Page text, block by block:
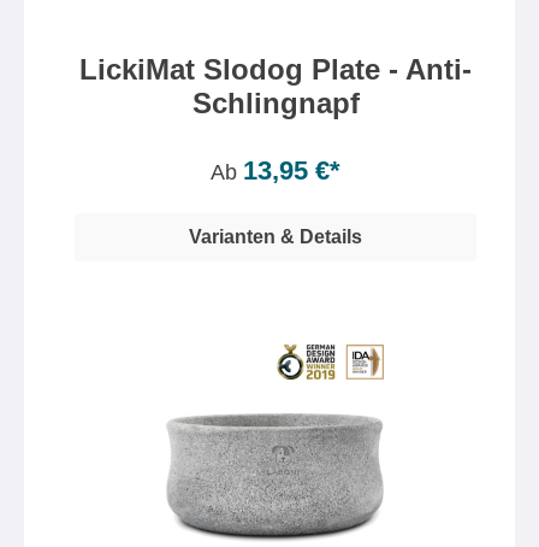
LickiMat Slodog Plate - Anti-
Schlingnapf
Ab 13,95 €*
Varianten & Details